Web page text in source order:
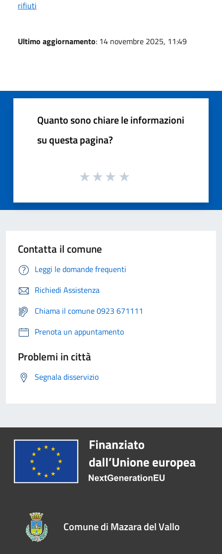
rifiuti
Ultimo aggiornamento: 14 novembre 2025, 11:49
Quanto sono chiare le informazioni
su questa pagina?
Contatta il comune
Leggi le domande frequenti
Richiedi Assistenza
Chiama il comune 0923 671111
Prenota un appuntamento
Problemi in città
Segnala disservizio
Comune di Mazara del Vallo